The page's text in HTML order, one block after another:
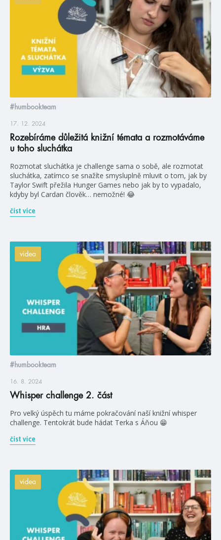
#humbookteam
17. 12. 2024
Rozebíráme důležitá knižní témata a rozmotáváme
u toho sluchátka
Rozmotat sluchátka je challenge sama o sobě, ale rozmotat
sluchátka, zatímco se snažíte smysluplně mluvit o tom, jak by
Taylor Swift přežila Hunger Games nebo jak by to vypadalo,
kdyby byl Cardan člověk… nemožné! 😂
číst více
videa
#humbookteam
16. 8. 2024
Whisper challenge 2. část
Pro velký úspěch tu máme pokračování naší knižní whisper
challenge. Tentokrát bude hádat Terka s Áňou 😁
číst více
videa